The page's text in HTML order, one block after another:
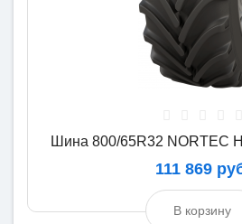
Шина 800/65R32 NORTEC
111 869
В корзину